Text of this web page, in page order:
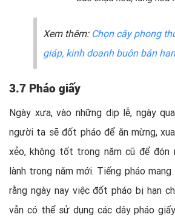
Xem thêm: Chọn cây phong
giáp, kinh doanh buôn bán
3.7 Pháo giấy
Ngày xưa, vào những dịp lễ, ngày
người ta sẽ đốt pháo để ăn mừng,
xẻo, không tốt trong năm cũ để đón
lành trong năm mới. Tiếng pháo
rằng ngày nay việc đốt pháo bị hạn
vẫn có thể sử dụng các dây pháo